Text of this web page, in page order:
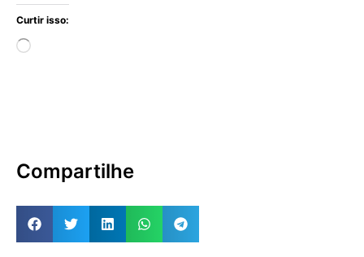
Curtir isso:
Compartilhe